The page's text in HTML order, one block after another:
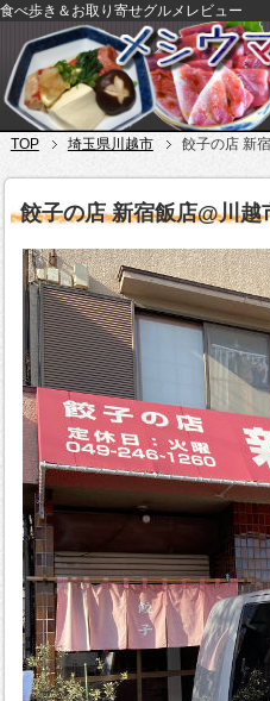
食べ歩き＆お取り寄せグルメレビュー
TOP 埼玉県川越市 餃子の店 新
餃子の店 新宿飯店@川越